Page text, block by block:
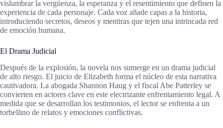
vislumbrar la vergüenza, la esperanza y el resentimiento que definen la
experiencia de cada personaje. Cada voz añade capas a la historia,
introduciendo secretos, deseos y mentiras que tejen una intrincada red
de emoción humana.
El Drama Judicial
Después de la explosión, la novela nos sumerge en un drama judicial
de alto riesgo. El juicio de Elizabeth forma el núcleo de esta narrativa
cautivadora. La abogada Shannon Haug y el fiscal Abe Patterley se
convierten en actores clave en este electrizante enfrentamiento legal. A
medida que se desarrollan los testimonios, el lector se enfrenta a un
torbellino de relatos y emociones conflictivas.